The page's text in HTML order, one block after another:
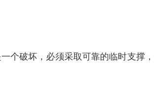
个破坏，必须采取可靠的临时支撑